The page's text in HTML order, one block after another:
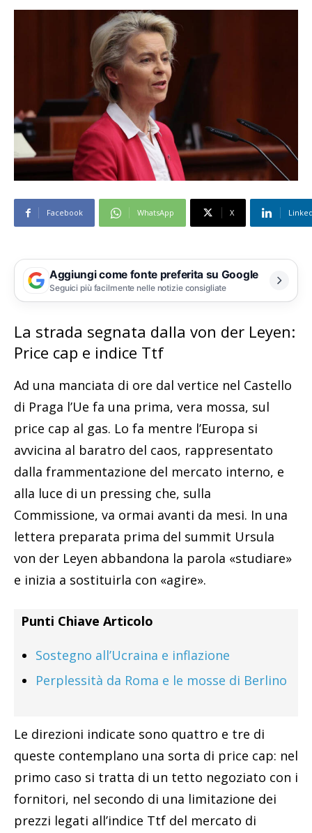
Facebook WhatsApp X
Aggiungi come fonte preferita su Google
Seguici più facilmente nelle notizie consigliate
La strada segnata dalla von der Leyen:
Price cap e indice Ttf
Ad una manciata di ore dal vertice nel Castello
di Praga l’Ue fa una prima, vera mossa, sul
price cap al gas. Lo fa mentre l’Europa si
avvicina al baratro del caos, rappresentato
dalla frammentazione del mercato interno, e
alla luce di un pressing che, sulla
Commissione, va ormai avanti da mesi. In una
lettera preparata prima del summit Ursula
von der Leyen abbandona la parola «studiare»
e inizia a sostituirla con «agire».
Punti Chiave Articolo
Sostegno all’Ucraina e inflazione
Perplessità da Roma e le mosse di Berlino
Le direzioni indicate sono quattro e tre di
queste contemplano una sorta di price cap: nel
primo caso si tratta di un tetto negoziato con i
fornitori, nel secondo di una limitazione dei
prezzi legati all’indice Ttf del mercato di